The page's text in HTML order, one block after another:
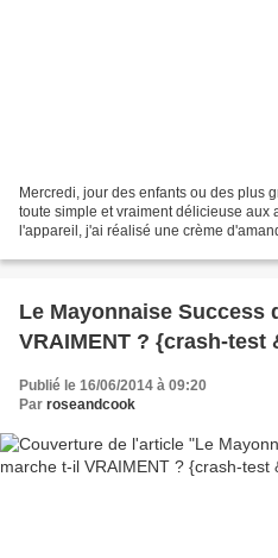
Mercredi, jour des enfants ou des plus
toute simple et vraiment délicieuse aux
l'appareil, j'ai réalisé une crème
Le Mayonnaise Success
VRAIMENT ? {crash-test
Publié le 16/06/2014 à 09:20
Par roseandcook